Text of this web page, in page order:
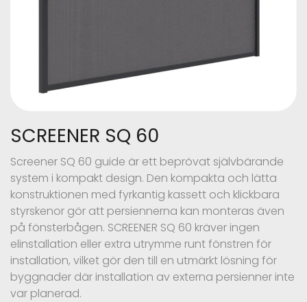
SCREENER SQ 60
Screener SQ 60 guide är ett beprövat självbärande
system i kompakt design. Den kompakta och lätta
konstruktionen med fyrkantig kassett och klickbara
styrskenor gör att persiennerna kan monteras även
på fönsterbågen. SCREENER SQ 60 kräver ingen
elinstallation eller extra utrymme runt fönstren för
installation, vilket gör den till en utmärkt lösning för
byggnader där installation av externa persienner inte
var planerad.